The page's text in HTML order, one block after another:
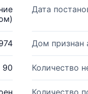
Дата
Дом признан
90 Количество
Количество